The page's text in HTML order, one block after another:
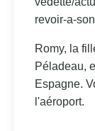
revoir-a-
Romy, la
Péladeau,
Espagne.
l'aéroport.